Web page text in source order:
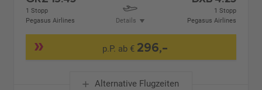
1 Stopp
Pegasus Airlines
Details
1 Stopp
Pegasus Airlines
p.P. ab € 296,-
Alternative Flugzeiten